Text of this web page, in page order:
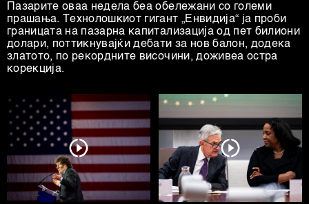
Пазарите оваа недела беа обележани со големи
прашања. Технолошкиот гигант „Енвидија“ ја проби
границата на пазарна капитализација од пет билиони
долари, поттикнувајќи дебати за нов балон, додека
златото, по рекордните височини, доживеа остра
корекција.